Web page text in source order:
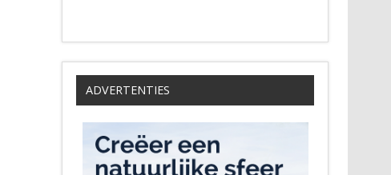
ADVERTENTIES